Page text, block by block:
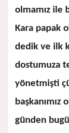
olmamız ile
Kara papak
dedik ve ilk
dostumuza
yönetmişti
başkanımız
günden